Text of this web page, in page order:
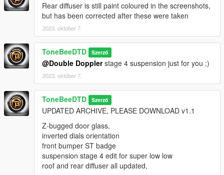
Rear diffuser is still paint coloured in the screenshots,
but has been corrected after these were taken
2023. október 7.
ToneBeeDTD Szerző
@Double Dopplerstage 4 suspension just for you ;)
2023. október 7.
ToneBeeDTD Szerző
UPDATED ARCHIVE, PLEASE DOWNLOAD v1.1
Z-bugged door glass,
inverted dials orientation
front bumper ST badge
suspension stage 4 edit for super low low
roof and rear diffuser all updated,